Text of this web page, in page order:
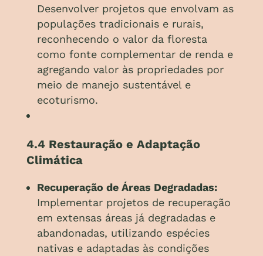
Desenvolver projetos que envolvam as
populações tradicionais e rurais,
reconhecendo o valor da floresta
como fonte complementar de renda e
agregando valor às propriedades por
meio de manejo sustentável e
ecoturismo.
4.4 Restauração e Adaptação
Climática
Recuperação de Áreas Degradadas:
Implementar projetos de recuperação
em extensas áreas já degradadas e
abandonadas, utilizando espécies
nativas e adaptadas às condições